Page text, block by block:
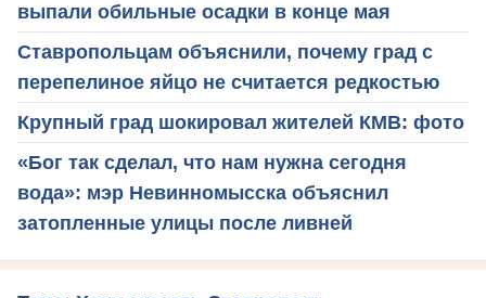
выпали обильные осадки в конце мая
Ставропольцам объяснили, почему град с
перепелиное яйцо не считается редкостью
Крупный град шокировал жителей КМВ: фото
«Бог так сделал, что нам нужна сегодня
вода»: мэр Невинномысска объяснил
затопленные улицы после ливней